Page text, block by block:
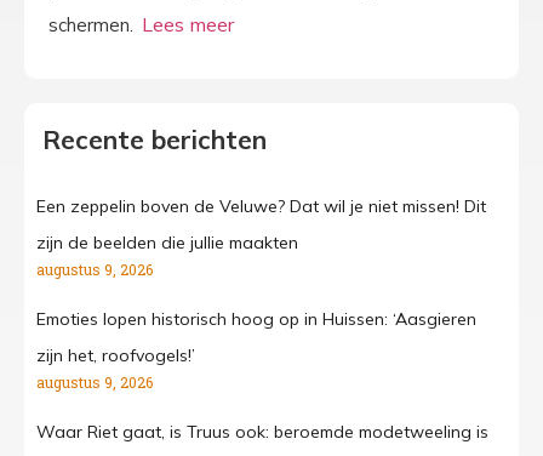
schermen.
Recente berichten
Een zeppelin boven de Veluwe? Dat wil je niet missen! Dit
zijn de beelden die jullie maakten
augustus 9, 2026
Emoties lopen historisch hoog op in Huissen: ‘Aasgieren
zijn het, roofvogels!’
augustus 9, 2026
Waar Riet gaat, is Truus ook: beroemde modetweeling is